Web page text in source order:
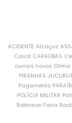
ACIDENTE Alcaçuz
Caicó CARAÚBAS
currais novos Dilma
PIRANHAS
Pagamento
POLÍCIA MILITAR
Robinson Faria